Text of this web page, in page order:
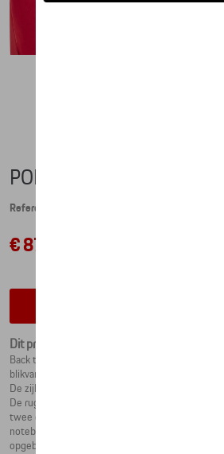
PORSCHE SCHOOL
Referentie: WAP0350010N0WW
€ 87,22
Dit product is momenteel niet op stock
Back to school! De stijlvolle schoolrugzak van
blikvanger: Porsche-logo's sieren de voorkant
De zijkanten hebben reflecterende banden voor
De rugzak opent en sluit met een ritssluiting.
twee gebieden: het hoofdvak biedt voldoende
notebooks, terwijl waardevolle spullen snel en
opgeborgen in het voorvak. De elastische